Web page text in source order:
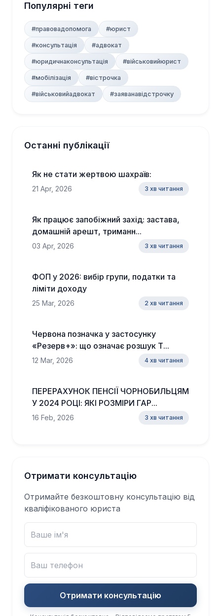
Популярні теги
#правовадопомога #юрист
#консультація #адвокат
#юридичнаконсультація #військовийюрист
#мобілізація #вістрочка
#військовийадвокат #заяванавідстрочку
Останні публікації
Як не стати жертвою шахраїв:
21 Apr, 2026 3 хв читання
Як працює запобіжний захід: застава,
домашній арешт, триманн...
03 Apr, 2026 3 хв читання
ФОП у 2026: вибір групи, податки та
ліміти доходу
25 Mar, 2026 2 хв читання
Червона позначка у застосунку
«Резерв+»: що означає розшук Т...
12 Mar, 2026 4 хв читання
ПЕРЕРАХУНОК ПЕНСІЇ ЧОРНОБИЛЬЦЯМ
У 2024 РОЦІ: ЯКІ РОЗМІРИ ГАР...
16 Feb, 2026 3 хв читання
Отримати консультацію
Отримайте безкоштовну консультацію від
кваліфікованого юриста
Отримати консультацію